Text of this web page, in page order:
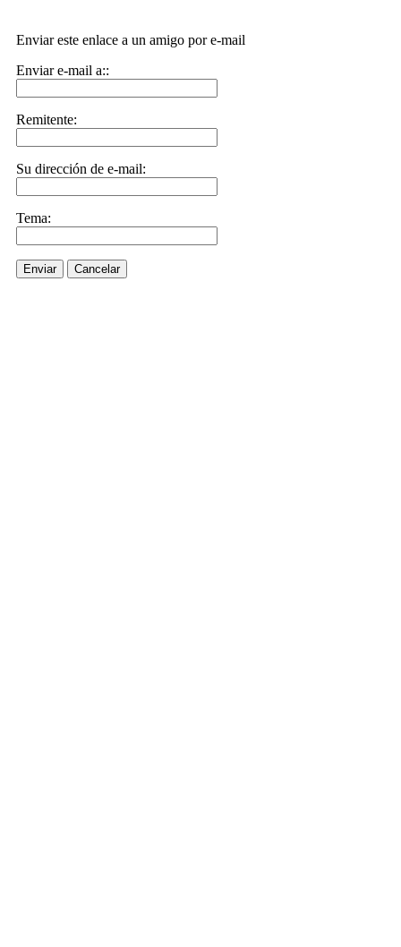
Enviar este enlace a un amigo por e-mail
Enviar e-mail a::
Remitente:
Su dirección de e-mail:
Tema:
Enviar Cancelar